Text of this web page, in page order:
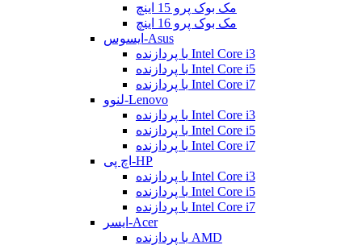
مک بوک پرو 15 اینچ
مک بوک پرو 16 اینچ
ایسوس-Asus
با پردازنده Intel Core i3
با پردازنده Intel Core i5
با پردازنده Intel Core i7
لنوو-Lenovo
با پردازنده Intel Core i3
با پردازنده Intel Core i5
با پردازنده Intel Core i7
اچ پی-HP
با پردازنده Intel Core i3
با پردازنده Intel Core i5
با پردازنده Intel Core i7
ایسر-Acer
با پردازنده AMD